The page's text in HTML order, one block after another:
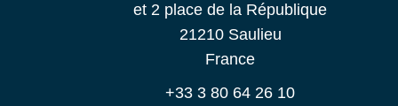
et 2 place de la République
21210Saulieu
France
+33 3 80 64 26 10